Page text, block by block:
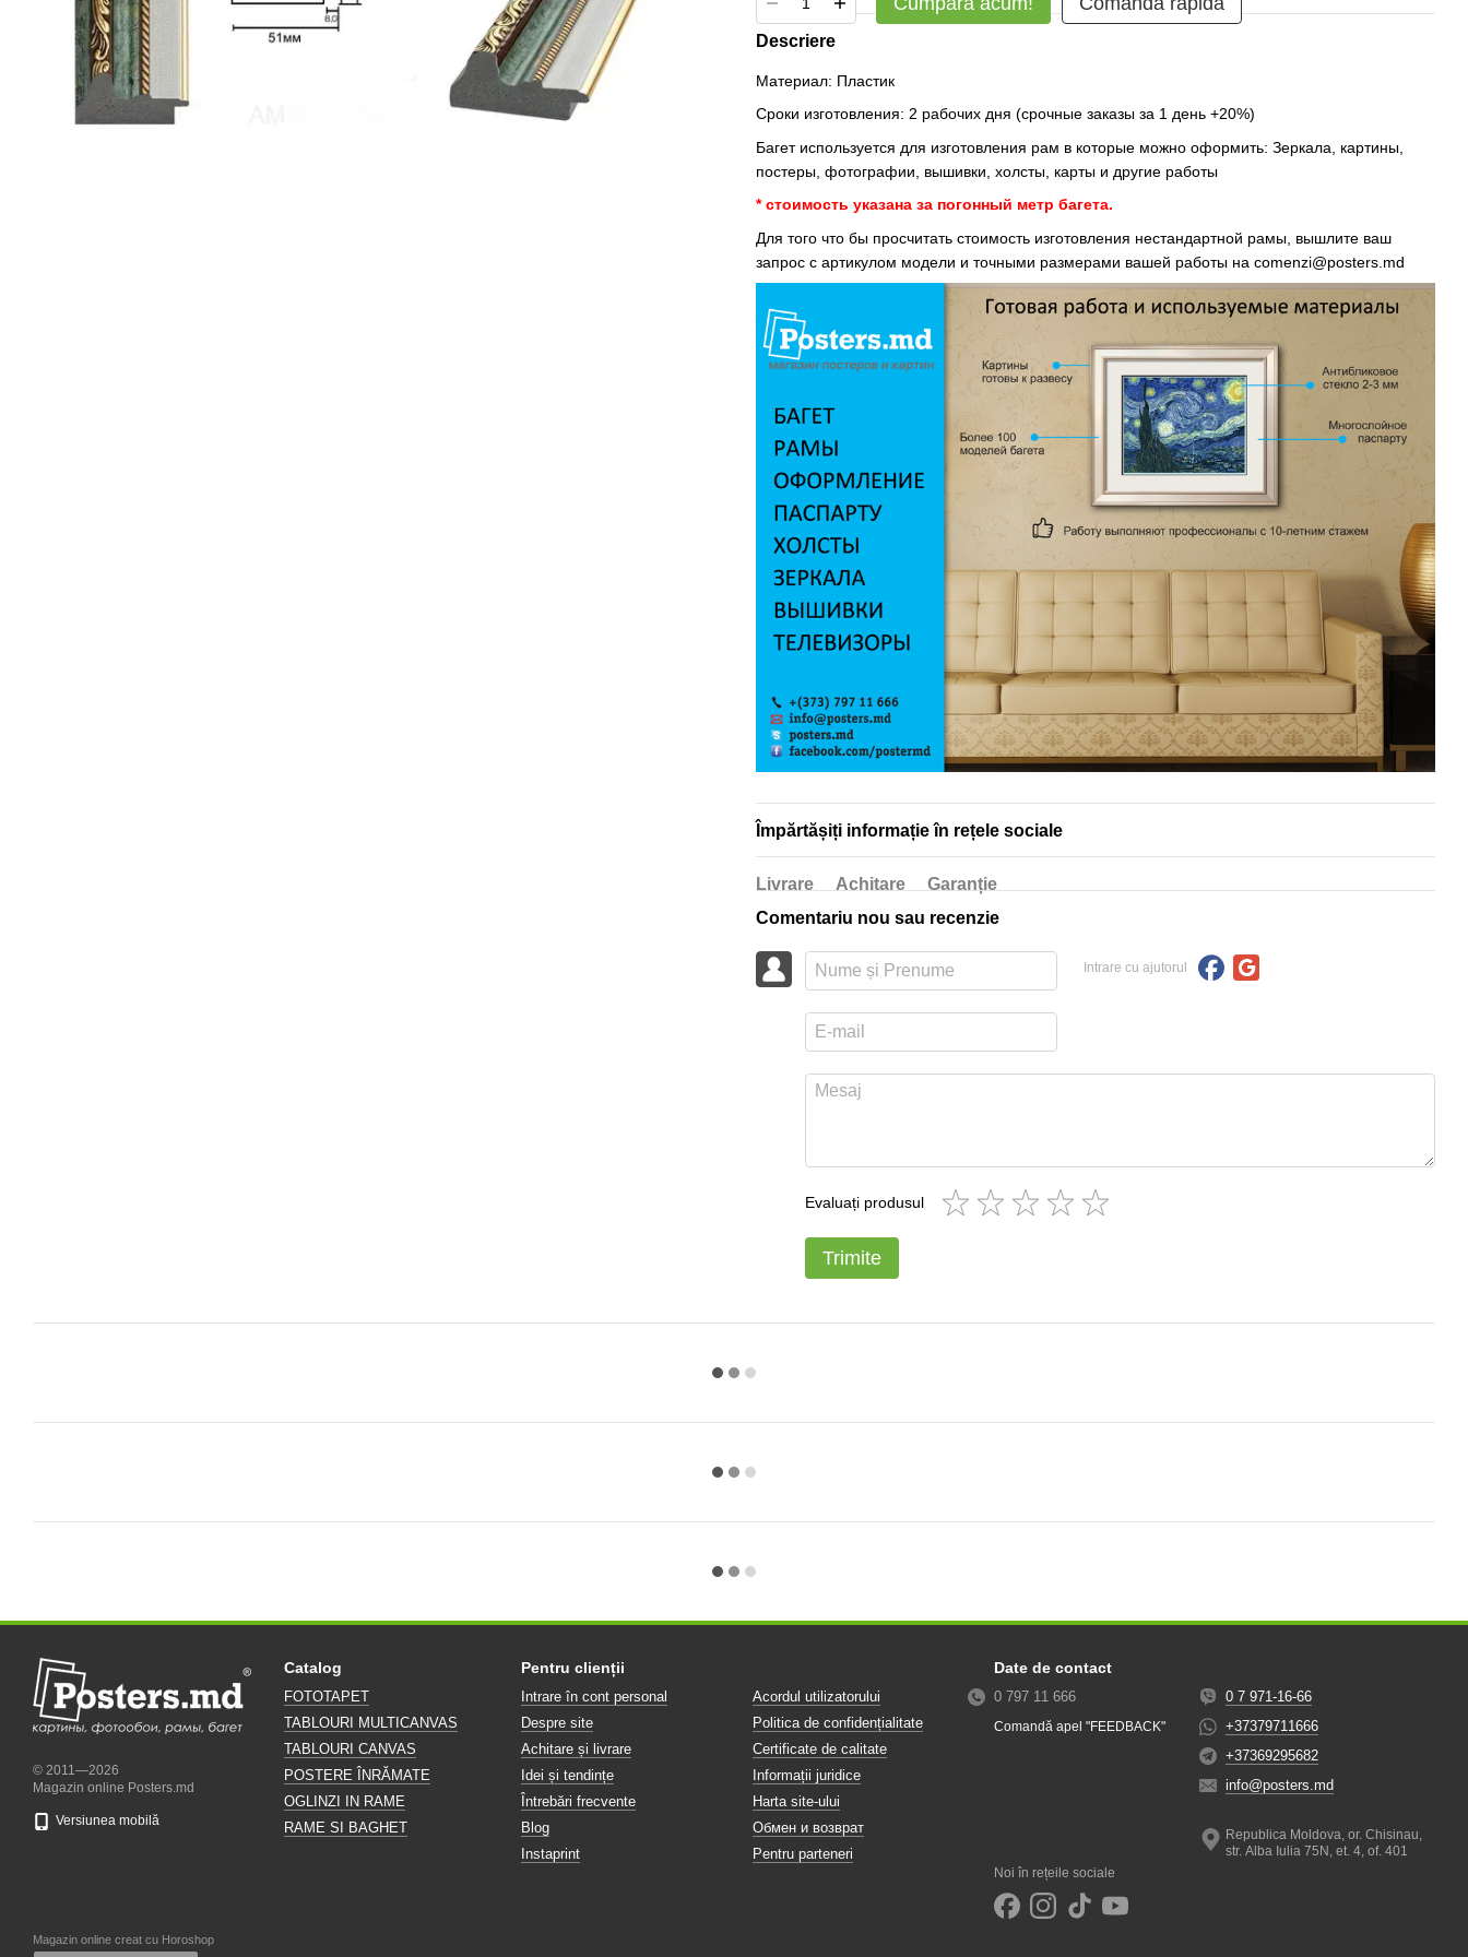
Descriere
Материал: Пластик
Сроки изготовления: 2 рабочих дня (срочные заказы за 1 день +20%)
Багет используется для изготовления рам в которые можно оформить: Зеркала, картины,
постеры, фотографии, вышивки, холсты, карты и другие работы
* стоимость указана за погонный метр багета.
Для того что бы просчитать стоимость изготовления нестандартной рамы, вышлите ваш
запрос с артикулом модели и точными размерами вашей работы на comenzi@posters.md
Împărtășiți informație în rețele sociale
Livrare Achitare
Garanție
Comentariu nou sau recenzie
Intrare cu ajutorul
Evaluați produsul
Trimite
© 2011—2026
Magazin online Posters.md
Versiunea mobilă
Magazin online creat cu Horoshop
Catalog
FOTOTAPET
TABLOURI MULTICANVAS
TABLOURI CANVAS
POSTERE ÎNRĂMATE
OGLINZI IN RAME
RAME SI BAGHET
Pentru clienții
Intrare în cont personal
Despre site
Achitare și livrare
Idei și tendințe
Întrebări frecvente
Blog
Instaprint
Acordul utilizatorului
Politica de confidențialitate
Certificate de calitate
Informații juridice
Harta site-ului
Обмен и возврат
Pentru parteneri
Date de contact
0 797 11 666
Comandă apel "FEEDBACK"
0 7 971-16-66
+37379711666
+37369295682
info@posters.md
Republica Moldova, or. Chisinau,
str. Alba Iulia 75N, et. 4, of. 401
Noi în rețeile sociale